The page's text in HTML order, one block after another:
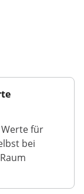
Werte für
bei